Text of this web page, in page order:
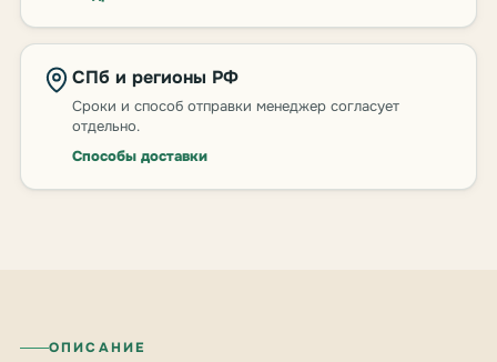
СПб и регионы РФ
Сроки и способ отправки менеджер согласует
отдельно.
Способы доставки
ОПИСАНИЕ